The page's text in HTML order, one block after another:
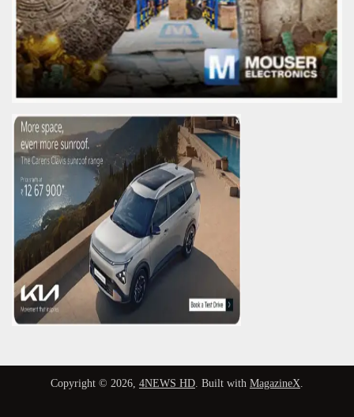
Copyright © 2026, 4NEWS HD . Built with MagazineX